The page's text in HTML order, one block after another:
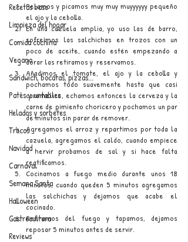
Recetas base
Limpieza del hogar
Comida cochina
Vegano
Sandwich, bocatas, pizzas...
Patés y untables
Helados y sorbetes
Trucos
Navidad
Carnaval
Semana Santa
Halloween
Gastrocultura
Reviews
Pelamos y picamos muy muy muyyyyyy pequeño
el ajo y la cebolla.
En una cazuela amplia, yo uso las de barro,
sofreímos las salchichas en trozos con un
poco de aceite, cuando estén empezando a
dorar las retiramos y  reservamos.
Añadimos el tomate, el ajo y la cebolla y
pochamos todo suavemente hasta que casi
caramelice, echamos entonces la cerveza y la
carne de pimiento choricero y pochamos un par
de minutos sin parar de remover.
Agregamos el arroz y repartimos por toda la
cazuela, agregamos el caldo, cuando empiece
a hervir probamos de sal y si hace falta
rectificamos.
Cocinamos a fuego medio durante unos 18
minutos, cuando queden 5 minutos agregamos
las salchichas y dejamos que acabe el
cocinado.
Retiramos del fuego y tapamos, dejamos
reposar 5 minutos antes de servir.